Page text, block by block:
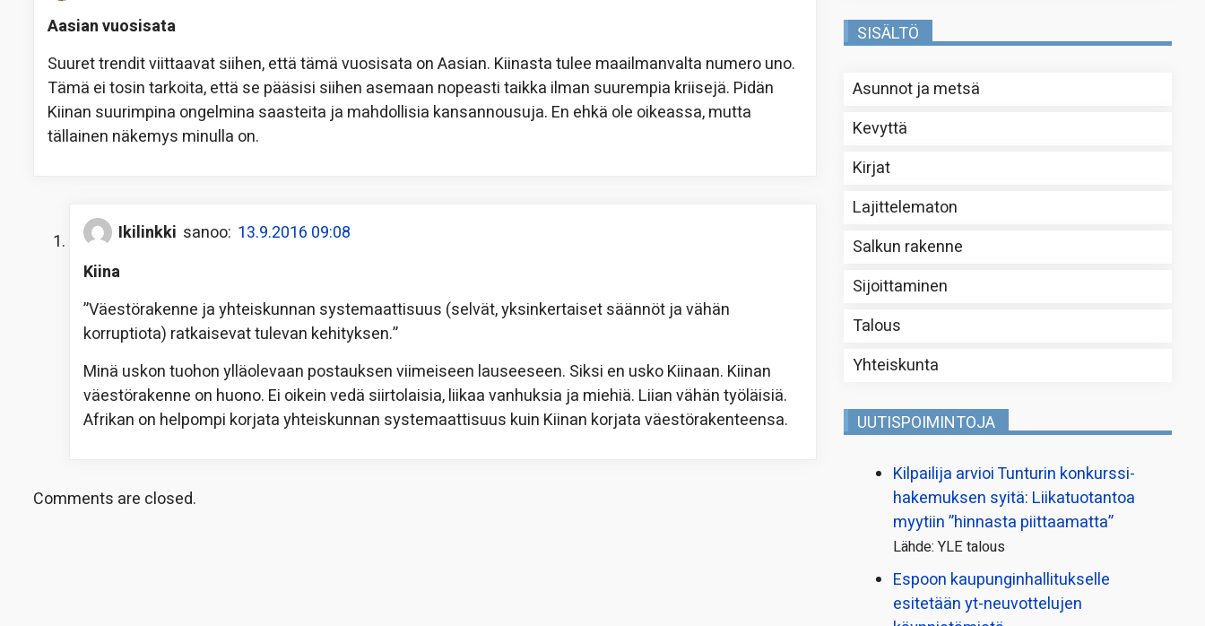
Aasian vuosisata
Suuret trendit viittaavat siihen, että tämä vuosisata on Aasian. Kiinasta tulee maailmanvalta numero uno.
Tämä ei tosin tarkoita, että se pääsisi siihen asemaan nopeasti taikka ilman suurempia kriisejä. Pidän
Kiinan suurimpina ongelmina saasteita ja mahdollisia kansannousuja. En ehkä ole oikeassa, mutta
tällainen näkemys minulla on.
Ikilinkki sanoo: 13.9.2016 09:08
Kiina
”Väestörakenne ja yhteiskunnan systemaattisuus (selvät, yksinkertaiset säännöt ja vähän
korruptiota) ratkaisevat tulevan kehityksen.”
Minä uskon tuohon ylläolevaan postauksen viimeiseen lauseeseen. Siksi en usko Kiinaan. Kiinan
väestörakenne on huono. Ei oikein vedä siirtolaisia, liikaa vanhuksia ja miehiä. Liian vähän työläisiä.
Afrikan on helpompi korjata yhteiskunnan systemaattisuus kuin Kiinan korjata väestörakenteensa.
Comments are closed.
SISÄLTÖ
Asunnot ja metsä
Kevyttä
Kirjat
Lajittelematon
Salkun rakenne
Sijoittaminen
Talous
Yhteiskunta
UUTISPOIMINTOJA
Kilpailija arvioi Tunturin konkurssi­
hakemuksen syitä: Liikatuotantoa
myytiin ”hinnasta piittaamatta”
Lähde: YLE talous
Espoon kaupungin­hallitukselle
esitetään yt-neuvottelujen